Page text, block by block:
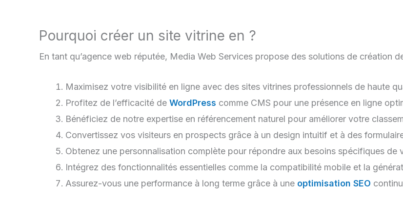
Pourquoi créer un site vitrine en ?
En tant qu’agence web réputée, Media Web Services propose des solutions de création
Maximisez votre visibilité en ligne avec des sites vitrines professionnels de haute
Profitez de l’efficacité de WordPress comme CMS pour une présence en ligne
Bénéficiez de notre expertise en référencement naturel pour améliorer votre
Convertissez vos visiteurs en prospects grâce à un design intuitif et à des
Obtenez une personnalisation complète pour répondre aux besoins spécifiques de
Intégrez des fonctionnalités essentielles comme la compatibilité mobile et la
Assurez-vous une performance à long terme grâce à une optimisation SEO